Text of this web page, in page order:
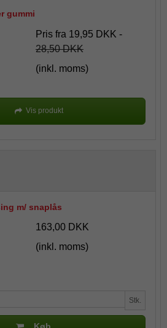
gummi
Pris fra 19,95 DKK -
28,50 DKK
(inkl. moms)
Vis produkt
m/ snaplås
163,00 DKK
(inkl. moms)
Stk.